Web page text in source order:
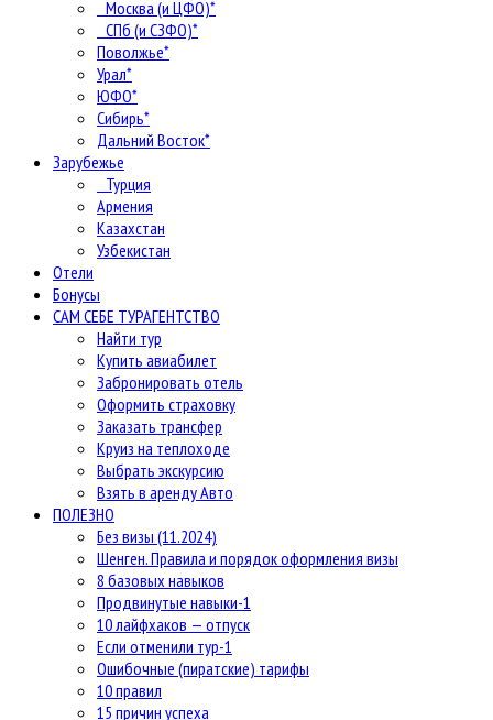
Москва (и ЦФО)*
СПб (и СЗФО)*
Поволжье*
Урал*
ЮФО*
Сибирь*
Дальний Восток*
Зарубежье
Турция
Армения
Казахстан
Узбекистан
Отели
Бонусы
САМ СЕБЕ ТУРАГЕНТСТВО
Найти тур
Купить авиабилет
Забронировать отель
Оформить страховку
Заказать трансфер
Круиз на теплоходе
Выбрать экскурсию
Взять в аренду Авто
ПОЛЕЗНО
Без визы (11.2024)
Шенген. Правила и порядок оформления визы
8 базовых навыков
Продвинутые навыки-1
10 лайфхаков — отпуск
Если отменили тур-1
Ошибочные (пиратские) тарифы
10 правил
15 причин успеха